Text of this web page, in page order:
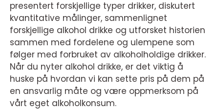
presentert forskjellige typer drikker, diskutert
kvantitative målinger, sammenlignet
forskjellige alkohol drikke og utforsket historien
sammen med fordelene og ulempene som
følger med forbruket av alkoholholdige drikker.
Når du nyter alkohol drikke, er det viktig å
huske på hvordan vi kan sette pris på dem på
en ansvarlig måte og være oppmerksom på
vårt eget alkoholkonsum.